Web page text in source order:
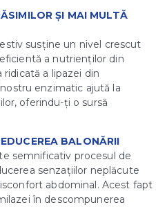
ȘI MAI MULTĂ
susține un nivel crescut
a nutrienților din
a lipazei din
enzimatic ajută la
oferindu-ți o sursă
BALONĂRII
semnificativ procesul de
senzațiilor neplăcute
abdominal. Acest fapt
în descompunerea